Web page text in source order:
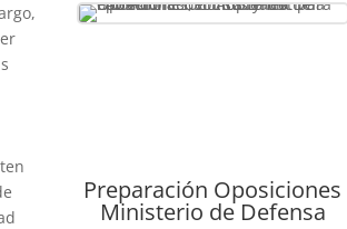
Preparación Oposiciones
Ministerio de Defensa